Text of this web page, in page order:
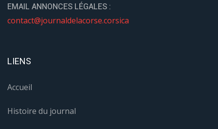
EMAIL ANNONCES LÉGALES :
contact@journaldelacorse.corsica
LIENS
Accueil
Histoire du journal